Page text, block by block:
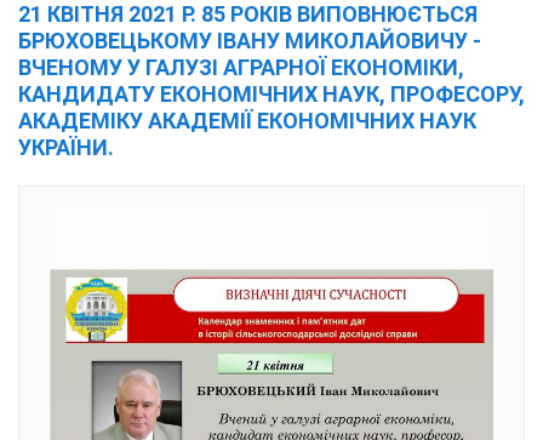
21 КВІТНЯ 2021 Р. 85 РОКІВ ВИПОВНЮЄТЬСЯ
БРЮХОВЕЦЬКОМУ ІВАНУ МИКОЛАЙОВИЧУ -
ВЧЕНОМУ У ГАЛУЗІ АГРАРНОЇ ЕКОНОМІКИ,
КАНДИДАТУ ЕКОНОМІЧНИХ НАУК, ПРОФЕСОРУ,
АКАДЕМІКУ АКАДЕМІЇ ЕКОНОМІЧНИХ НАУК
УКРАЇНИ.